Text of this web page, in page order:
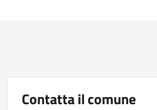
Contatta il comune